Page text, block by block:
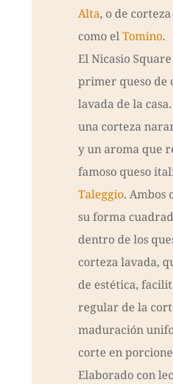
Alta, o de
como elTomino.
El Nicasio
primer queso de
lavada de la
una corteza
y un aroma que
famoso queso
Taleggio. Ambos
su forma
dentro de los
corteza lavada,
de estética,
regular de la
maduración
corte en
Elaborado con